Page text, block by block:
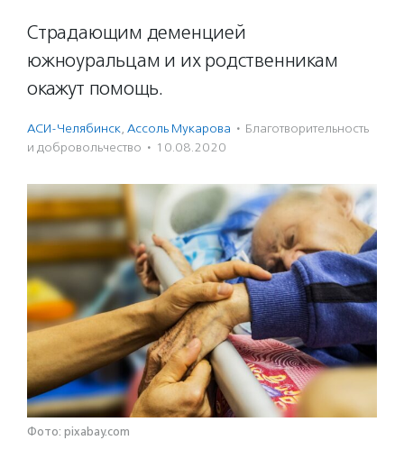
Страдающим деменцией
южноуральцам и их родственникам
окажут помощь.
АСИ-Челябинск, Ассоль Мукарова · Благотвори­тель­ность
и доброволь­чест­во · 10.08.2020
Фото: pixabay.com